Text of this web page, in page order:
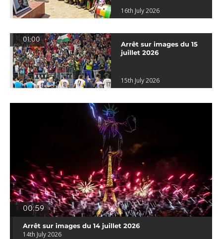
16th July 2026
01:00
Arrêt sur images du 15
juillet 2026
15th July 2026
00:59
Arrêt sur images du 14 juillet 2026
14th July 2026